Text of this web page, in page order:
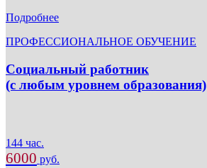
Подробнее
ПРОФЕССИОНАЛЬНОЕ ОБУЧЕНИЕ
Социальный работник
(с любым уровнем образования)
144 час.
6000 руб.